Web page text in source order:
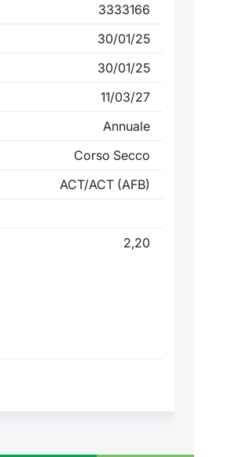
3333166
30/01/25
30/01/25
11/03/27
Annuale
Corso Secco
ACT/ACT (AFB)
2,20